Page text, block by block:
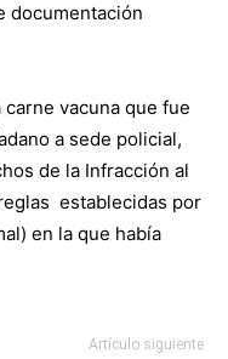
documentación
vacuna que fue
a sede policial,
de la Infracción al
establecidas por
en la que había
Artículo siguiente